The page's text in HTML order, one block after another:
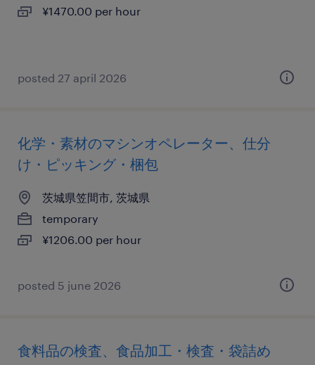
¥1470.00 per hour
posted 27 april 2026
化学・素材のマシンオペレーター、仕分
け・ピッキング・梱包
茨城県笠間市, 茨城県
temporary
¥1206.00 per hour
posted 5 june 2026
食料品の検査、食品加工・検査・袋詰め